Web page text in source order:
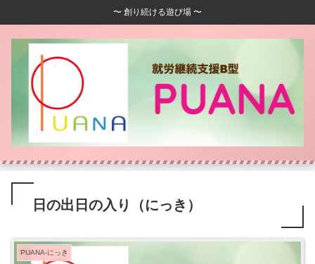
〜 創り続ける遊び場 〜
日の出日の入り（にっき）
PUANA-にっき